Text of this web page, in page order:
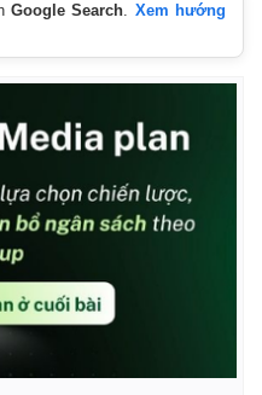
Google Search. Xem hướng